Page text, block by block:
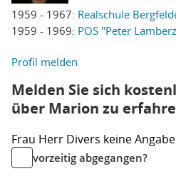
1959 - 1967: Realschule
1959 - 1969: POS "Peter
Profil melden
Melden Sie sich
über Marion zu
Frau Herr Divers keine Angabe
vorzeitig abgegangen?